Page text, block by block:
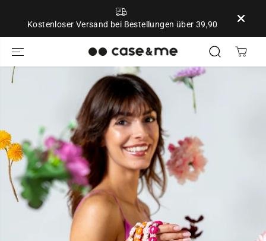
Kostenloser Versand bei Bestellungen über 39,90